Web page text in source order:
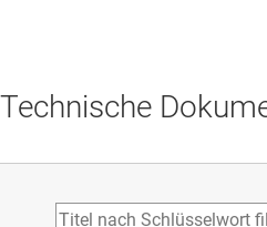
Technische